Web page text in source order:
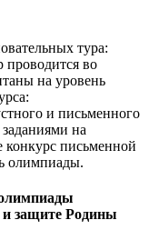
тура:
во
на уровень
и письменного
на
письменной
олимпиады.
и защите Родины